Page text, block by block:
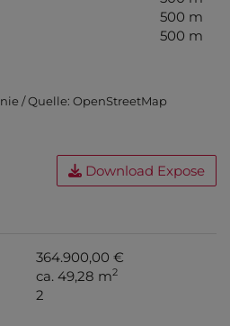
500 m
500 m
/ Quelle: OpenStreetMap
Download Expose
364.900,00 €
ca. 49,28 m2
2